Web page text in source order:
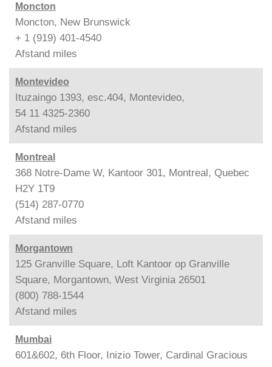
Moncton
Moncton, New Brunswick
+ 1 (919) 401-4540
Afstand miles
Montevideo
Ituzaingo 1393, esc.404, Montevideo,
54 11 4325-2360
Afstand miles
Montreal
368 Notre-Dame W, Kantoor 301, Montreal, Quebec
H2Y 1T9
(514) 287-0770
Afstand miles
Morgantown
125 Granville Square, Loft Kantoor op Granville
Square, Morgantown, West Virginia 26501
(800) 788-1544
Afstand miles
Mumbai
601&602, 6th Floor, Inizio Tower, Cardinal Gracious